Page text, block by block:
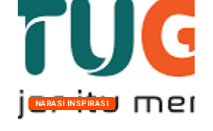
NARASI INSPIRASI